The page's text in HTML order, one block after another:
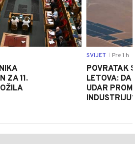
ZA 11.
SVIJET Pre 1 h
POVRATAK
LETOVA: DA
UDAR